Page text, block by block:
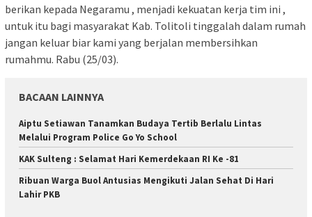
berikan kepada Negaramu , menjadi kekuatan kerja tim ini ,
untuk itu bagi masyarakat Kab. Tolitoli tinggalah dalam rumah
jangan keluar biar kami yang berjalan membersihkan
rumahmu. Rabu (25/03).
BACAAN LAINNYA
Aiptu Setiawan Tanamkan Budaya Tertib Berlalu Lintas
Melalui Program Police Go Yo School
KAK Sulteng : Selamat Hari Kemerdekaan RI Ke -81
Ribuan Warga Buol Antusias Mengikuti Jalan Sehat Di Hari
Lahir PKB